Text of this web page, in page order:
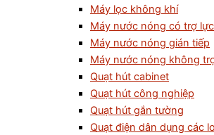
Máy lọc không khí
Máy nước nóng có trợ lực
Máy nước nóng gián tiếp
Máy nước nóng không
Quạt hút cabinet
Quạt hút công nghiệp
Quạt hút gắn tường
Quạt điện dân dụng các